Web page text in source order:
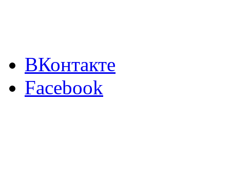
ВКонтакте
Facebook